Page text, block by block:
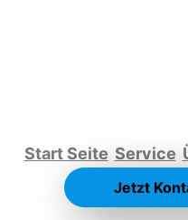
Start Seite Service
Jetzt